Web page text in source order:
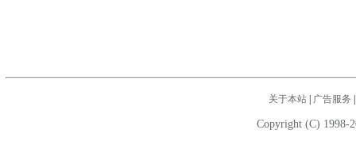
关于本站| 广告服务
Copyright (C) 1998-